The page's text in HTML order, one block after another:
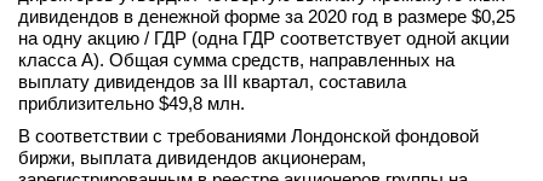
дивидендов в денежной форме за 2020 год в размере $0,25
на одну акцию / ГДР (одна ГДР соответствует одной акции
класса А). Общая сумма средств, направленных на
выплату дивидендов за III квартал, составила
приблизительно $49,8 млн.
В соответствии с требованиями Лондонской фондовой
биржи, выплата дивидендов акционерам,